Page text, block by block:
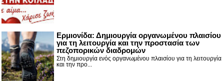
Ερμιονίδα: Δημιουργία οργανωμένου πλαισίου
για τη λειτουργία και την προστασία των
πεζοπορικών διαδρομών
Στη δημιουργία ενός οργανωμένου πλαισίου για τη λειτουργία
και την προ...